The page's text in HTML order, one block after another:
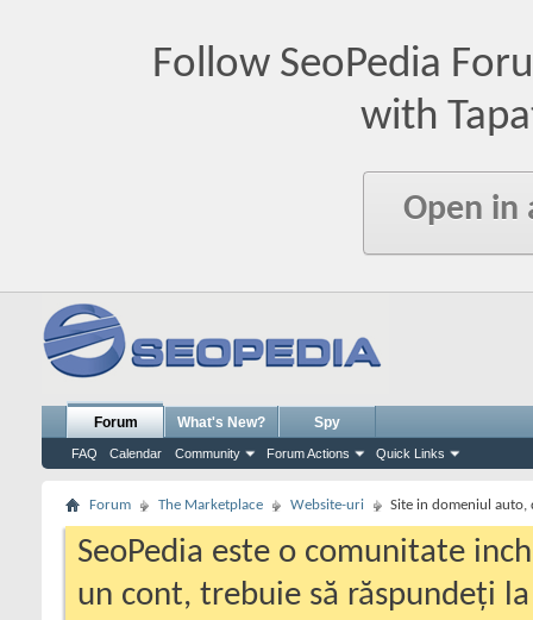
Follow SeoPedia
with
Open in
Forum
FAQ Calendar Community Forum Actions Quick Links
What's New? Spy
Forum The Marketplace Website-uri Site in domeniul auto,
SeoPedia este o comunitate
un cont, trebuie să răspundeți